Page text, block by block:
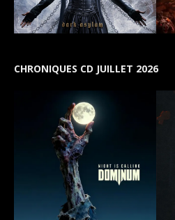
CHRONIQUES CD JUILLET 2026